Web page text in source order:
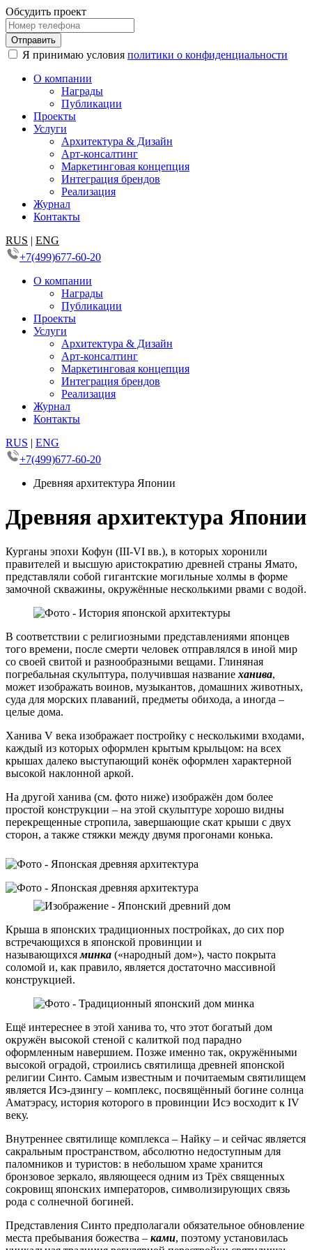
Обсудить проект
Я принимаю условия политики о конфиденциальности
О компании
Награды
Публикации
Проекты
Услуги
Архитектура & Дизайн
Арт-консалтинг
Маркетинговая концепция
Интеграция брендов
Реализация
Журнал
Контакты
RUS | ENG
+7(499)677-60-20
О компании
Награды
Публикации
Проекты
Услуги
Архитектура & Дизайн
Арт-консалтинг
Маркетинговая концепция
Интеграция брендов
Реализация
Журнал
Контакты
RUS | ENG
+7(499)677-60-20
Древняя архитектура Японии
Древняя архитектура Японии
Курганы эпохи Кофун (III-VI вв.), в которых хоронили
правителей и высшую аристократию древней страны Ямато,
представляли собой гигантские могильные холмы в форме
замочной скважины, окружённые несколькими рвами с водой.
В соответствии с религиозными представлениями японцев
того времени, после смерти человек отправлялся в иной мир
со своей свитой и разнообразными вещами. Глиняная
погребальная скульптура, получившая название ханива,
может изображать воинов, музыкантов, домашних животных,
суда для морских плаваний, предметы обихода, а иногда –
целые дома.
Ханива V века изображает постройку с несколькими входами,
каждый из которых оформлен крытым крыльцом: на всех
крышах далеко выступающий конёк оформлен характерной
высокой наклонной аркой.
На другой ханива (см. фото ниже) изображён дом более
простой конструкции – на этой скульптуре хорошо видны
перекрещенные стропила, завершающие скат крыши с двух
сторон, а также стяжки между двумя прогонами конька.
Крыша в японских традиционных постройках, до сих пор
встречающихся в японской провинции и
называющихсяминка («народный дом»), часто покрыта
соломой и, как правило, является достаточно массивной
конструкцией.
Ещё интереснее в этой ханива то, что этот богатый дом
окружён высокой стеной с калиткой под парадно
оформленным навершием. Позже именно так, окружёнными
высокой оградой, строились святилища древней японской
религии Синто. Самым известным и почитаемым святилищем
является Исэ-дзингу – комплекс, посвящённый богине солнца
Аматэрасу, история которого в провинции Исэ восходит к IV
веку.
Внутреннее святилище комплекса – Найку – и сейчас является
сакральным пространством, абсолютно недоступным для
паломников и туристов: в небольшом храме хранится
бронзовое зеркало, являющееся одним из Трёх священных
сокровищ японских императоров, символизирующих связь
рода с солнечной богиней.
Представления Синто предполагали обязательное обновление
места пребывания божества – ками, поэтому установилась